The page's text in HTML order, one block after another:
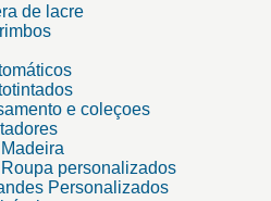
de lacre
e coleçoes
personalizados
Personalizados